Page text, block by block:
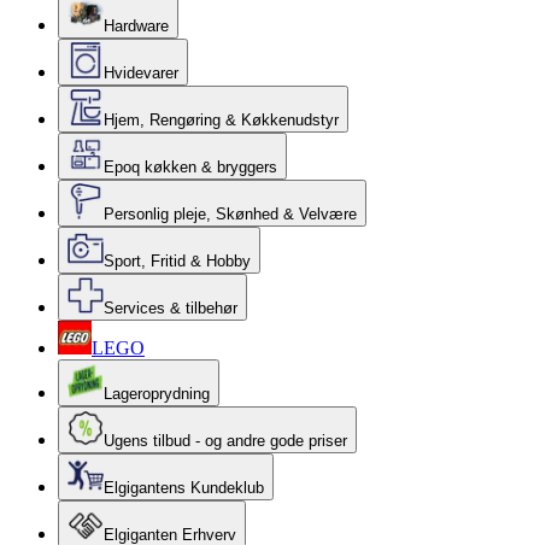
Hardware
Hvidevarer
Hjem, Rengøring & Køkkenudstyr
Epoq køkken & bryggers
Personlig pleje, Skønhed & Velvære
Sport, Fritid & Hobby
Services & tilbehør
LEGO
Lageroprydning
Ugens tilbud - og andre gode priser
Elgigantens Kundeklub
Elgiganten Erhverv